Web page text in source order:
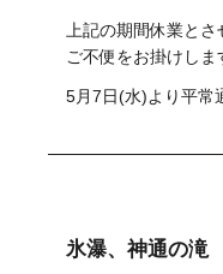
上記の期間休業とさ
ご不便をお掛けし
5月7日(水)より平常
氷瀑、神通の滝